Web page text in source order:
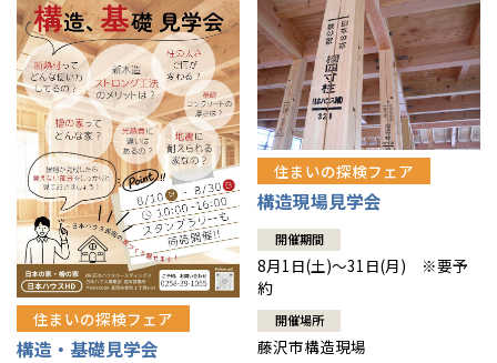
住まいの探検フェア
構造・基礎見学会
住まいの探検フェア
構造現場見学会
開催期間
8月1日(土)～31日(月) ※要予
約
開催場所
藤沢市構造現場